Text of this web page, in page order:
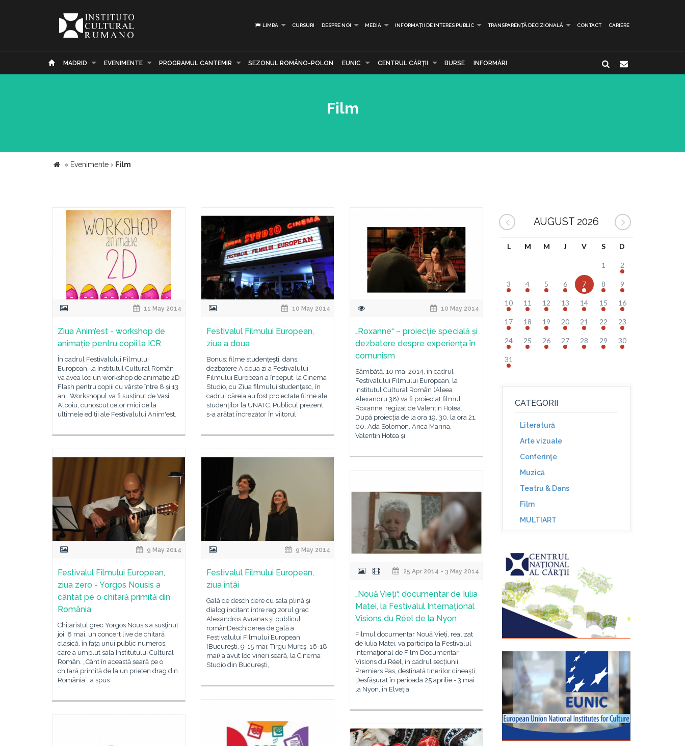
LIMBA CURSURI DESPRE NOI MEDIA INFORMAȚII DE INTERES PUBLIC TRANSPARENȚĂ DECIZIONALĂ CONTACT CARIERE
MADRID EVENIMENTE PROGRAMUL CANTEMIR SEZONUL ROMÂNO-POLON EUNIC CENTRUL CĂRŢII BURSE INFORMĂRI
Film
» Evenimente › Film
11 May 2014
Ziua Anim’est - workshop de
animație pentru copii la ICR
În cadrul Festivalului Filmului
European, la Institutul Cultural Român
va avea loc un workshop de animație 2D
Flash pentru copiii cu vârste între 8 și 13
ani. Workshopul va fi susținut de Vasi
Alboiu, cunoscut celor mici de la
ultimele ediții ale Festivalului Anim'est.
10 May 2014
Festivalul Filmului European,
ziua a doua
Bonus: filme studenţeşti, dans,
dezbatere A doua zi a Festivalului
Filmului European a început, la Cinema
Studio, cu Ziua filmului studenţesc, în
cadrul căreia au fost proiectate filme ale
studenţilor la UNATC. Publicul prezent
s-a arătat încrezător în viitorul
10 May 2014
„Roxanne“ – proiecție specială și
dezbatere despre experiența în
comunism
Sâmbătă, 10 mai 2014, în cadrul
Festivalului Filmului European, la
Institutul Cultural Român (Aleea
Alexandru 38) va fi proiectat filmul
Roxanne, regizat de Valentin Hotea.
După proiecția de la ora 19. 30, la ora 21.
00, Ada Solomon, Anca Marina,
Valentin Hotea și
9 May 2014
Festivalul Filmului European,
ziua zero - Yorgos Nousis a
cântat pe o chitară primită din
România
Chitaristul grec Yorgos Nousis a susţinut
joi, 8 mai, un concert live de chitară
clasică, în faţa unui public numeros,
care a umplut sala Institutului Cultural
Român. „Cânt în această seară pe o
chitară primită de la un prieten drag din
România“, a spus
9 May 2014
Festivalul Filmului European,
ziua întâi
Gală de deschidere cu sala plină şi
dialog incitant între regizorul grec
Alexandros Avranas şi publicul
românDeschiderea de gală a
Festivalului Filmului European
(Bucureşti, 9-15 mai; Tîrgu Mureş, 16-18
mai) a avut loc vineri seară, la Cinema
Studio din Bucureşti,
25 Apr 2014 - 3 May 2014
„Nouă Vieți“, documentar de Iulia
Matei, la Festivalul Internaţional
Visions du Réel de la Nyon
Filmul documentar Nouă Vieți, realizat
de Iulia Matei, va participa la Festivalul
Internaţional de Film Documentar
Visions du Réel, în cadrul secțiunii
Premiers Pas, destinată tinerilor cineaşti.
Desfășurat în perioada 25 aprilie - 3 mai
la Nyon, în Elveţia,
AUGUST 2026
L M M J V S D
1 2
3 4 5 6 7 8 9
10 11 12 13 14 15 16
17 18 19 20 21 22 23
24 25 26 27 28 29 30
31
CATEGORII
Literatură
Arte vizuale
Conferinţe
Muzică
Teatru & Dans
Film
MULTIART